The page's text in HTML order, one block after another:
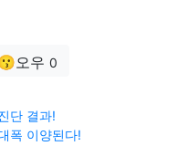
오우 0
단 결과!
폭 이양된다!